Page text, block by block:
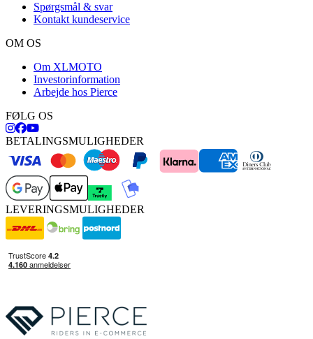
Spørgsmål & svar
Kontakt kundeservice
OM OS
Om XLMOTO
Investorinformation
Arbejde hos Pierce
FØLG OS
BETALINGSMULIGHEDER
LEVERINGSMULIGHEDER